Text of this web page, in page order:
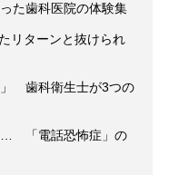
た歯科医院の体験集
リターンと抜けられ
」 歯科衛生士が3つの
… 「電話恐怖症」の